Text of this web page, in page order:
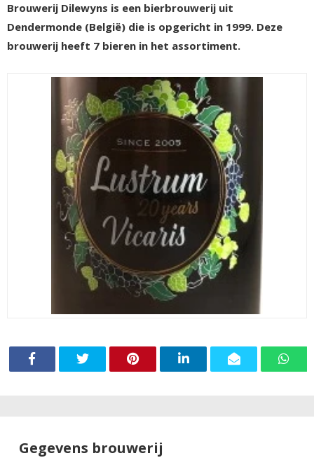
Brouwerij Dilewyns is een bierbrouwerij uit
Dendermonde (België) die is opgericht in 1999. Deze
brouwerij heeft 7 bieren in het assortiment.
Gegevens brouwerij